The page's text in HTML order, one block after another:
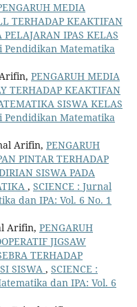
MEDIA
TERHADAP KEAKTIFAN
IPAS KELAS
Pendidikan Matematika
PENGARUH MEDIA
TERHADAP KEAKTIFAN
SISWA KELAS
Pendidikan Matematika
Arifin, PENGARUH
PINTAR TERHADAP
SISWA PADA
, SCIENCE : Jurnal
dan IPA: Vol. 6 No. 1
Arifin, PENGARUH
JIGSAW
TERHADAP
SISWA , SCIENCE :
dan IPA: Vol. 6